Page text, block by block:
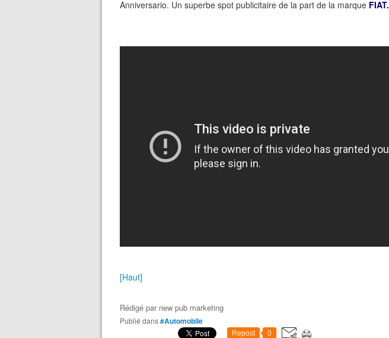
Anniversario. Un superbe spot publicitaire de la part de la marque FIAT.
[Haut]
Rédigé par new pub marketing
Publié dans#Automobile
Repost 0